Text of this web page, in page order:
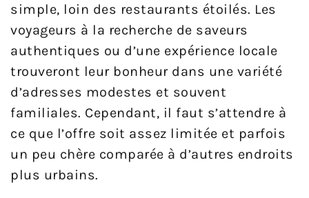
simple, loin des restaurants étoilés. Les
voyageurs à la recherche de saveurs
authentiques ou d’une expérience locale
trouveront leur bonheur dans une variété
d’adresses modestes et souvent
familiales. Cependant, il faut s’attendre à
ce que l’offre soit assez limitée et parfois
un peu chère comparée à d’autres endroits
plus urbains.